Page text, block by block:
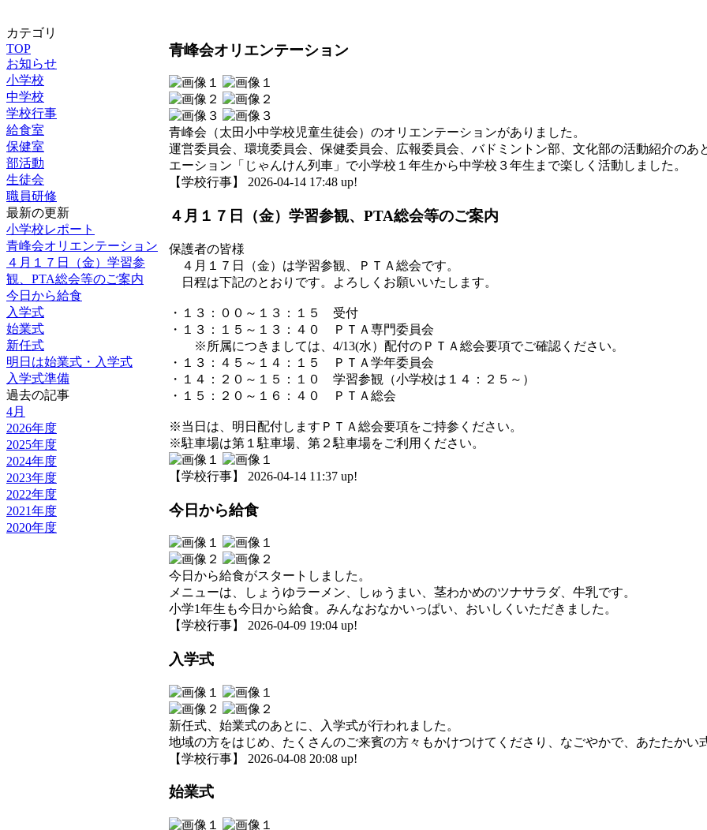
カテゴリ
TOP
お知らせ
小学校
中学校
学校行事
給食室
保健室
部活動
生徒会
職員研修
最新の更新
小学校レポート
青峰会オリエンテーション
４月１７日（金）学習参
観、PTA総会等のご案内
今日から給食
入学式
始業式
新任式
明日は始業式・入学式
入学式準備
過去の記事
4月
2026年度
2025年度
2024年度
2023年度
2022年度
2021年度
2020年度
青峰会オリエンテーション
青峰会（太田小中学校児童生徒会）のオリエンテーションがありました。
運営委員会、環境委員会、保健委員会、広報委員会、バドミントン部、文化部の活動紹介のあ
エーション「じゃんけん列車」で小学校１年生から中学校３年生まで楽しく活動しました。
【学校行事】 2026-04-14 17:48 up!
４月１７日（金）学習参観、PTA総会等のご案内
保護者の皆様
４月１７日（金）は学習参観、ＰＴＡ総会です。
日程は下記のとおりです。よろしくお願いいたします。
・１３：００～１３：１５ 受付
・１３：１５～１３：４０ ＰＴＡ専門委員会
※所属につきましては、4/13(水）配付のＰＴＡ総会要項でご確認ください。
・１３：４５～１４：１５ ＰＴＡ学年委員会
・１４：２０～１５：１０ 学習参観（小学校は１４：２５～）
・１５：２０～１６：４０ ＰＴＡ総会
※当日は、明日配付しますＰＴＡ総会要項をご持参ください。
※駐車場は第１駐車場、第２駐車場をご利用ください。
【学校行事】 2026-04-14 11:37 up!
今日から給食
今日から給食がスタートしました。
メニューは、しょうゆラーメン、しゅうまい、茎わかめのツナサラダ、牛乳です。
小学1年生も今日から給食。みんなおなかいっぱい、おいしくいただきました。
【学校行事】 2026-04-09 19:04 up!
入学式
新任式、始業式のあとに、入学式が行われました。
地域の方をはじめ、たくさんのご来賓の方々もかけつけてくださり、なごやかで、あたたかい
【学校行事】 2026-04-08 20:08 up!
始業式